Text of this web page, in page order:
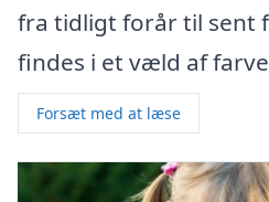
fra tidligt forår til sent
findes i et væld af
Forsæt med at læse